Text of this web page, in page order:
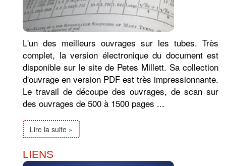
L'un des meilleurs ouvrages sur les tubes. Très
complet, la version électronique du document est
disponible sur le site de Petes Millett. Sa collection
d'ouvrage en version PDF est très impressionnante.
Le travail de découpe des ouvrages, de scan sur
des ouvrages de 500 à 1500 pages ...
Lire la suite »
LIENS